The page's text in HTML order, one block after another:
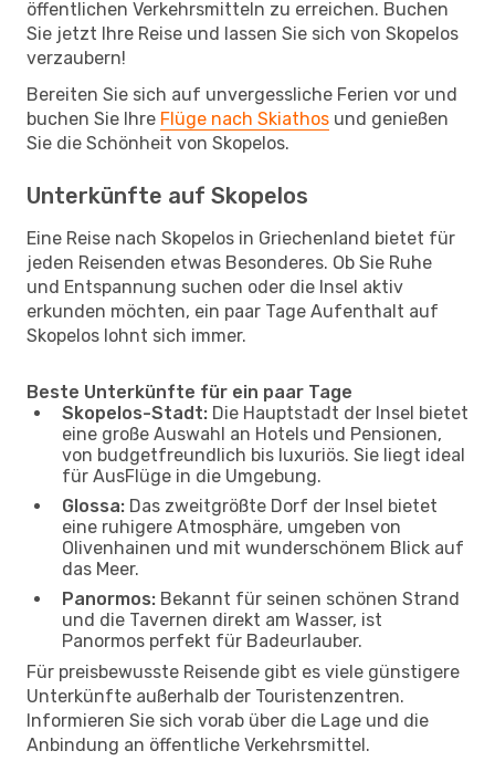
öffentlichen Verkehrsmitteln zu erreichen. Buchen
Sie jetzt Ihre Reise und lassen Sie sich von Skopelos
verzaubern!
Bereiten Sie sich auf unvergessliche Ferien vor und
buchen Sie Ihre Flüge nach Skiathos und genießen
Sie die Schönheit von Skopelos.
Unterkünfte auf Skopelos
Eine Reise nach Skopelos in Griechenland bietet für
jeden Reisenden etwas Besonderes. Ob Sie Ruhe
und Entspannung suchen oder die Insel aktiv
erkunden möchten, ein paar Tage Aufenthalt auf
Skopelos lohnt sich immer.
Beste Unterkünfte für ein paar Tage
Skopelos-Stadt: Die Hauptstadt der Insel bietet
eine große Auswahl an Hotels und Pensionen,
von budgetfreundlich bis luxuriös. Sie liegt ideal
für AusFlüge in die Umgebung.
Glossa: Das zweitgrößte Dorf der Insel bietet
eine ruhigere Atmosphäre, umgeben von
Olivenhainen und mit wunderschönem Blick auf
das Meer.
Panormos: Bekannt für seinen schönen Strand
und die Tavernen direkt am Wasser, ist
Panormos perfekt für Badeurlauber.
Für preisbewusste Reisende gibt es viele günstigere
Unterkünfte außerhalb der Touristenzentren.
Informieren Sie sich vorab über die Lage und die
Anbindung an öffentliche Verkehrsmittel.